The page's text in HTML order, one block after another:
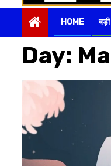
HOME
Day: